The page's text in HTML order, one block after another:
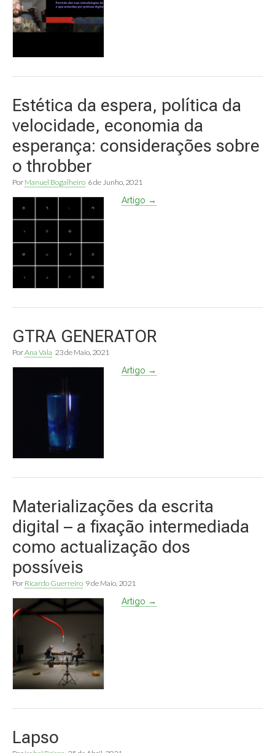
Estética da espera, política da
velocidade, economia da
esperança: considerações sobre
o throbber
Por Manuel Bogalheiro 6 de Junho, 2021
Artigo →
GTRA GENERATOR
PorAna Vala 23 de Maio, 2021
Artigo →
Materializações da escrita
digital – a fixação intermediada
como actualização dos
possíveis
Por Ricardo Guerreiro 9 de Maio, 2021
Artigo →
Lapso